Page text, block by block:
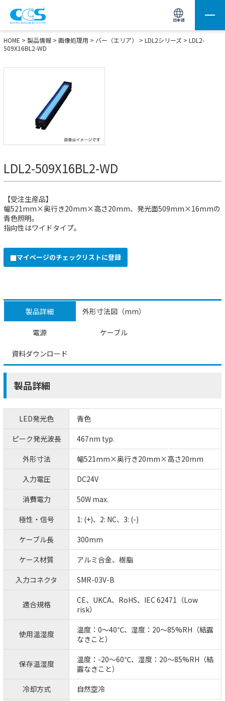
日本語
画像処理用の製品検索 サイト内検索(Enterで実行)
HOME > 製品情報 > 画像処理用 > バー（エリア） > LDL2シリーズ > LDL2-
509X16BL2-WD
LDL2-509X16BL2-WD
【受注生産品】
幅521mm×奥行き20mm×高さ20mm、発光面509mm×16mmの
青色照明。
指向性はワイドタイプ。
マイページのチェックリストに登録
製品詳細 外形寸法図（mm）
電源 ケーブル
資料ダウンロード
製品詳細
LED発光色
青色
ピーク発光波長
467nm typ.
外形寸法
幅521mm×奥行き20mm×高さ20mm
入力電圧
DC24V
消費電力
50W max.
極性・信号
1: (+)、2: NC、3: (-)
ケーブル長
300mm
ケース材質
アルミ合金、樹脂
入力コネクタ
SMR-03V-B
適合規格
CE、UKCA、RoHS、IEC 62471（Low
risk）
使用温湿度
温度：0～40℃、湿度：20～85%RH（結露
なきこと）
保存温湿度
温度：-20～60℃、湿度：20～85%RH（結
露なきこと）
冷却方式
自然空冷